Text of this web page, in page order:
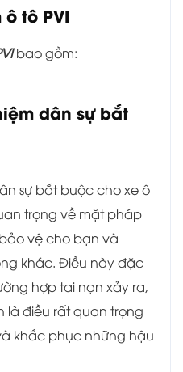
tô PVI
bao gồm:
dân sự bắt
sự bắt buộc cho xe ô
trọng về mặt pháp
vệ cho bạn và
khác. Điều này đặc
hợp tai nạn xảy ra,
là điều rất quan trọng
khắc phục những hậu